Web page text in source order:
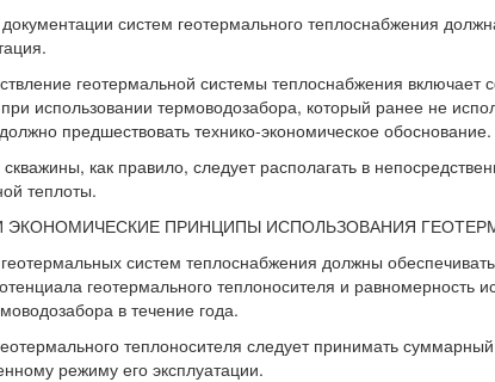
систем геотермального теплоснабжения
геотермальной системы теплоснабжения включает
использовании термоводозабора, который ранее не
предшествовать технико-экономическое обоснование.
как правило, следует располагать в
теплоты.
ЭКОНОМИЧЕСКИЕ ПРИНЦИПЫ ИСПОЛЬЗОВАНИЯ
систем теплоснабжения должны
геотермального теплоносителя и равномерность
в течение года.
теплоносителя следует принимать
режиму его эксплуатации.